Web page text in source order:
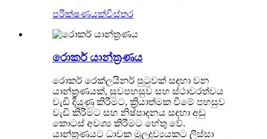
පරීක්ෂණයක්විස්තර
රොකර් යාන්ත්‍රණය
රොකර් රෙක්ලයිනර් පුටුවක් සඳහා වන
යාන්ත්‍රණයක්, සුවපහසුව සහ ස්ථාවරත්වය
වැඩි දියුණු කිරීමට, ක්‍රියාත්මක වීමේ පහසුව
වැඩි කිරීමට සහ නිෂ්පාදනය සඳහා අඩු
කොටස් අවශ්‍ය කිරීමට හේතු වේ.
යාන්ත්‍රණයට ධාවක මූලද්‍රව්‍යයකට ලිස්සා